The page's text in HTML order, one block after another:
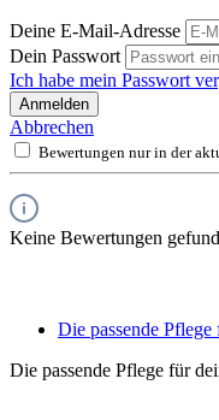
Deine E-Mail-Adresse
Dein Passwort
Ich habe mein Passwort
Anmelden
Abbrechen
Bewertungen nur in der
Keine Bewertungen
Die passende
Die passende Pflege für